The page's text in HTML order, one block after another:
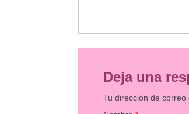
Deja una
Tu dirección de